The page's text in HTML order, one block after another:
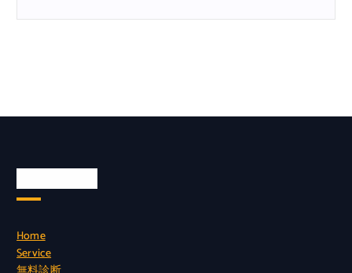
Home
Service